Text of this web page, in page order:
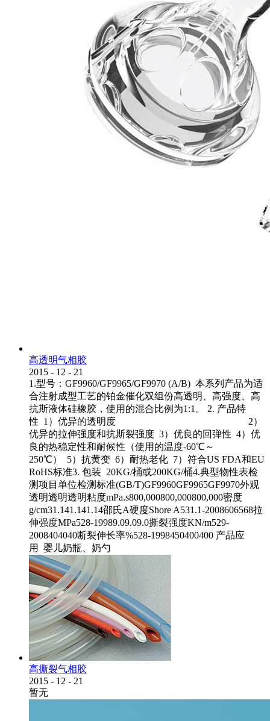
高透明气相胶
2015 - 12 - 21
1.型号：GF9960/GF9965/GF9970 (A/B) 本系列产品为适
合注射成型工艺的铂金催化双组份高透明、高强度、高
抗斯液体硅橡胶，使用的混合比例为1:1。 2. 产品特
性 1）优异的透明度 2）
优异的拉伸强度和抗斯裂强度 3）优良的回弹性 4）优
良的热稳定性和耐候性（使用的温度-60℃～
250℃） 5）抗黄变 6）耐热老化 7）符合US FDA和EU
RoHS标准3. 包装 20KG/桶或200KG/桶4.典型物性表检
测项目单位检测标准(GB/T)GF9960GF9965GF9970外观
透明透明透明粘度mPa.s800,000800,000800,000密度
g/cm31.141.141.14邵氏A硬度Shore A531.1-2008606568拉
伸强度MPa528-19989.09.09.0撕裂强度KN/m529-
2008404040断裂伸长率%528-1998450400400 产品应
用 婴儿奶瓶、奶勺
高撕裂气相胶
2015 - 12 - 21
暂无